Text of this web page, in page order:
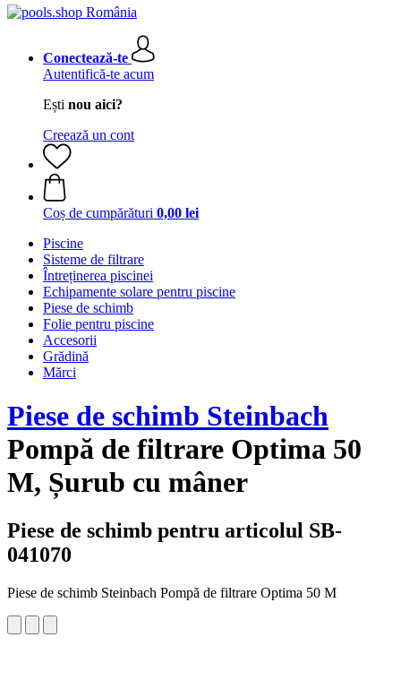
Conectează-te
Autentifică-te acum
Ești nou aici?
Creează un cont
Coș de cumpărături 0,00 lei
Piscine
Sisteme de filtrare
Întreținerea piscinei
Echipamente solare pentru piscine
Piese de schimb
Folie pentru piscine
Accesorii
Grădină
Mărci
Piese de schimb Steinbach
Pompă de filtrare Optima 50
M, Șurub cu mâner
Piese de schimb pentru articolul SB-
041070
Piese de schimb Steinbach Pompă de filtrare Optima 50 M